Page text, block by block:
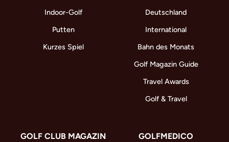
Indoor-Golf
Putten
Kurzes Spiel
Deutschland
International
Bahn des Monats
Golf Magazin Guide
Travel Awards
Golf & Travel
GOLF CLUB MAGAZIN GOLFMEDICO